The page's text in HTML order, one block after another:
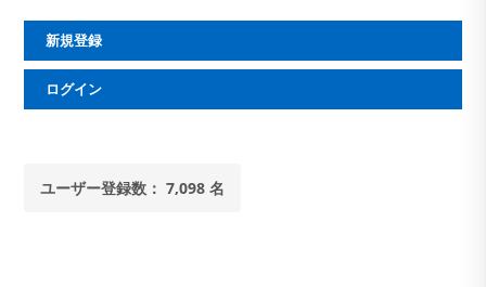
器
ッ
ク
MB-
Jw_cad
デ
新規登録
ログイン
ユーザー登録数： 7,098 名